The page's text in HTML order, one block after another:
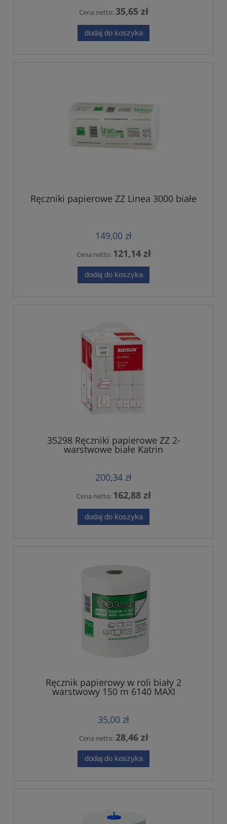
Cena netto:35,65 zł
dodaj do koszyka
Ręczniki papierowe ZZ Linea 3000 białe
149,00 zł
Cena netto: 121,14 zł
dodaj do koszyka
35298 Ręczniki papierowe ZZ 2-
warstwowe białe Katrin
200,34 zł
Cena netto: 162,88 zł
dodaj do koszyka
Ręcznik papierowy w roli biały 2
warstwowy 150 m 6140 MAXI
35,00 zł
Cena netto: 28,46 zł
dodaj do koszyka